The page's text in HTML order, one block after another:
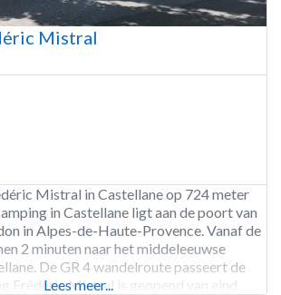
Mistral
Mistral in Castellane op 724 meter
in Castellane ligt aan de poort van
in Alpes-de-Haute-Provence. Vanaf de
2 minuten naar het middeleeuwse
De GR 4 wandelroute passeert de
Frédéric Mistral is geopend van eind
Lees meer...